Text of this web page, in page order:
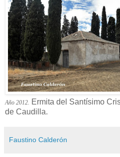
Año 2012. Ermita del Santísimo
de Caudilla.
Faustino Calderón